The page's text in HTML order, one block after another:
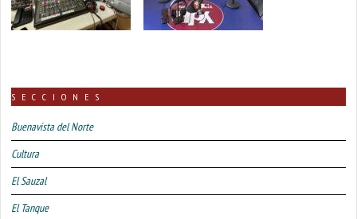
SECCIONES
Buenavista del Norte
Cultura
El Sauzal
El Tanque